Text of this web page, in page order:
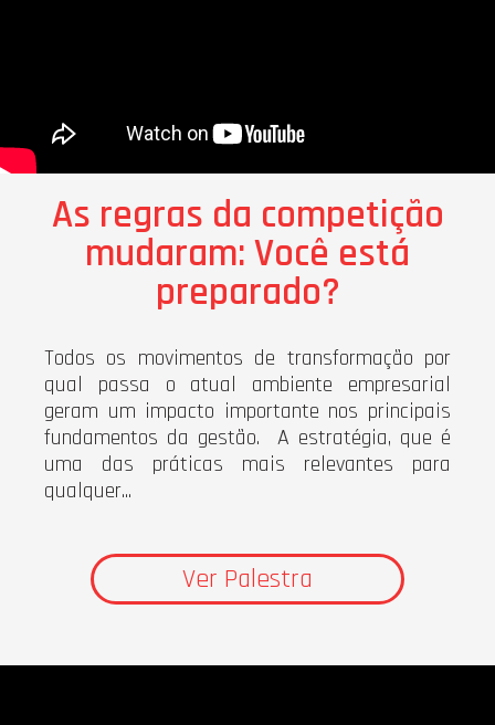
As regras da competição
mudaram: Você está
preparado?
Todos os movimentos de transformação por
qual passa o atual ambiente empresarial
geram um impacto importante nos principais
fundamentos da gestão. A estratégia, que é
uma das práticas mais relevantes para
qualquer...
Ver Palestra